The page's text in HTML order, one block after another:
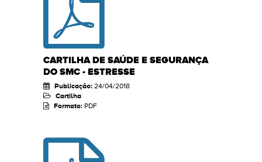
CARTILHA DE SAÚDE E SEGURANÇA
DO SMC - ESTRESSE
Publicação: 24/04/2018
Cartilha
Formato: PDF